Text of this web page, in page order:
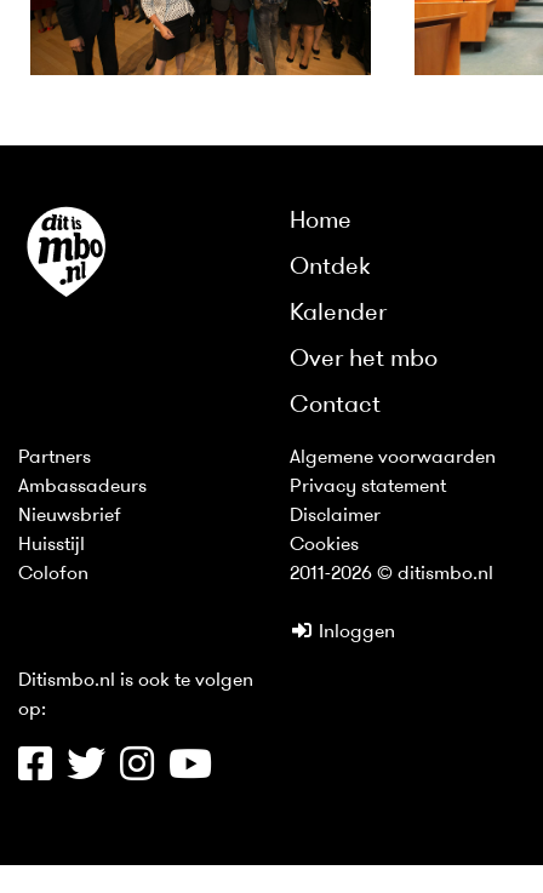
Home
Ontdek
Kalender
Over het mbo
Contact
Partners
Ambassadeurs
Nieuwsbrief
Huisstijl
Colofon
Algemene voorwaarden
Privacy statement
Disclaimer
Cookies
2011-2026 © ditismbo.nl
Inloggen
Ditismbo.nl is ook te volgen
op: